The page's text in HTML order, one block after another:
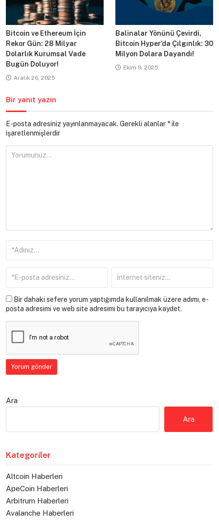
Bitcoin ve Ethereum İçin
Rekor Gün: 28 Milyar
Dolarlık Kurumsal Vade
Bugün Doluyor!
Aralık 26, 2025
Balinalar Yönünü Çevirdi,
Bitcoin Hyper’da Çılgınlık: 30
Milyon Dolara Dayandı!
Ekim 9, 2025
Bir yanıt yazın
E-posta adresiniz yayınlanmayacak. Gerekli alanlar *ile
işaretlenmişlerdir
Bir dahaki sefere yorum yaptığımda kullanılmak üzere adımı, e-
posta adresimi ve web site adresimi bu tarayıcıya kaydet.
Ara
Ara
Kategoriler
Altcoin Haberleri
ApeCoin Haberleri
Arbitrum Haberleri
Avalanche Haberleri